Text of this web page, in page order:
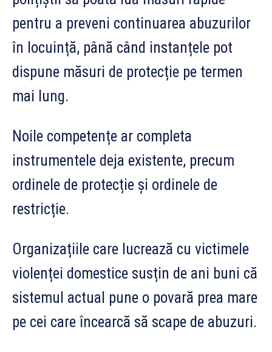
pentru a preveni continuarea abuzurilor
în locuință, până când instanțele pot
dispune măsuri de protecție pe termen
mai lung.
Noile competențe ar completa
instrumentele deja existente, precum
ordinele de protecție și ordinele de
restricție.
Organizațiile care lucrează cu victimele
violenței domestice susțin de ani buni că
sistemul actual pune o povară prea mare
pe cei care încearcă să scape de abuzuri.